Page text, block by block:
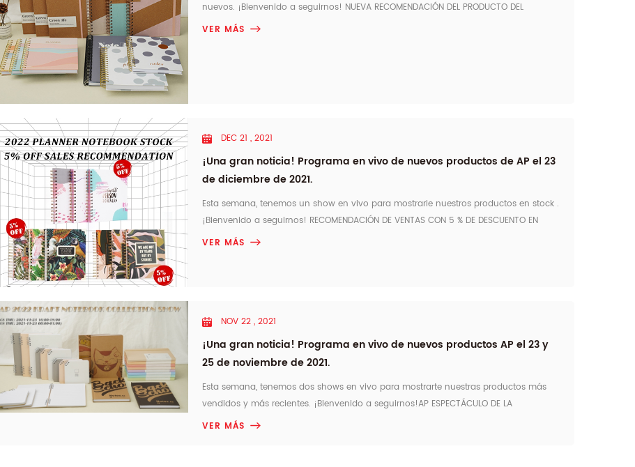
nuevos. ¡Bienvenido a seguirnos! NUEVA RECOMENDACIÓN DEL PRODUCTO DEL
PLANIFICADOR DE DIARIO DE CUADERNO en Beijing Hora: 16: 00-17: 00 el 13 de enero de
VER MÁS
DEC 21 , 2021
¡Una gran noticia! Programa en vivo de nuevos productos de AP el 23
de diciembre de 2021.
Esta semana, tenemos un show en vivo para mostrarle nuestros productos en stock .
¡Bienvenido a seguirnos! RECOMENDACIÓN DE VENTAS CON 5 % DE DESCUENTO EN
STOCK DE CUADERNOS PLANIFICADORES 2022 en hora de Beijing: 16:00-
VER MÁS
NOV 22 , 2021
¡Una gran noticia! Programa en vivo de nuevos productos AP el 23 y
25 de noviembre de 2021.
Esta semana, tenemos dos shows en vivo para mostrarte nuestras productos más
vendidos y más recientes. ¡Bienvenido a seguirnos!AP ESPECTÁCULO DE LA
COLECCIÓN DE CUADERNOS KRAFT 2020 en Beijing Time: 16:00 -18: 00on nov23 , 2021
VER MÁS